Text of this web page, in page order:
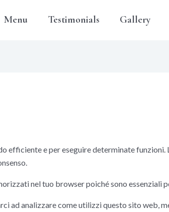
Menu Testimonials Gallery
efficiente e per eseguire determinate
nel tuo browser poiché sono essenziali
ad analizzare come utilizzi questo sito web,